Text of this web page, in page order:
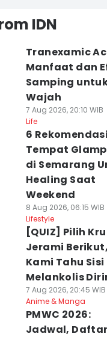
IDN
Tranexamic
Manfaat dan
Samping
Wajah
7 Aug 2026, 20:10 WIB
Life
6 Rekomendasi
Tempat
di Semarang
Healing Saat
Weekend
8 Aug 2026, 06:15 WIB
Lifestyle
[QUIZ] Pilih
Jerami Berikut,
Kami Tahu Sisi
Melankolis
7 Aug 2026, 20:45 WIB
Anime & Manga
PMWC 2026:
Jadwal,